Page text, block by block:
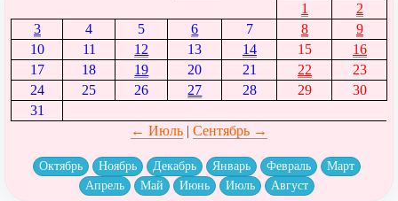
1
2
3
4 5 6 7 8
9
10
11 12 13 14 15
16
17
18 19 20 21 22
23
24
25 26 27 28 29
30
31
← Июль| Сентябрь →
Октябрь Ноябрь Декабрь Январь Февраль
Март
Апрель
Май Июнь Июль Август